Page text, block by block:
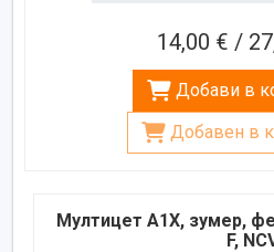
14,00 € /
Добави в
Добавен в
Мултицет A1X, зумер,
F,